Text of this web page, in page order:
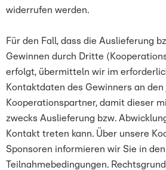
widerrufen werden.
Für den Fall, dass die Auslieferung
Gewinnen durch Dritte
erfolgt, übermitteln wir im
Kontaktdaten des Gewinners an
Kooperationspartner, damit dieser
zwecks Auslieferung bzw.
Kontakt treten kann. Über unsere
Sponsoren informieren wir Sie in
Teilnahmebedingungen.